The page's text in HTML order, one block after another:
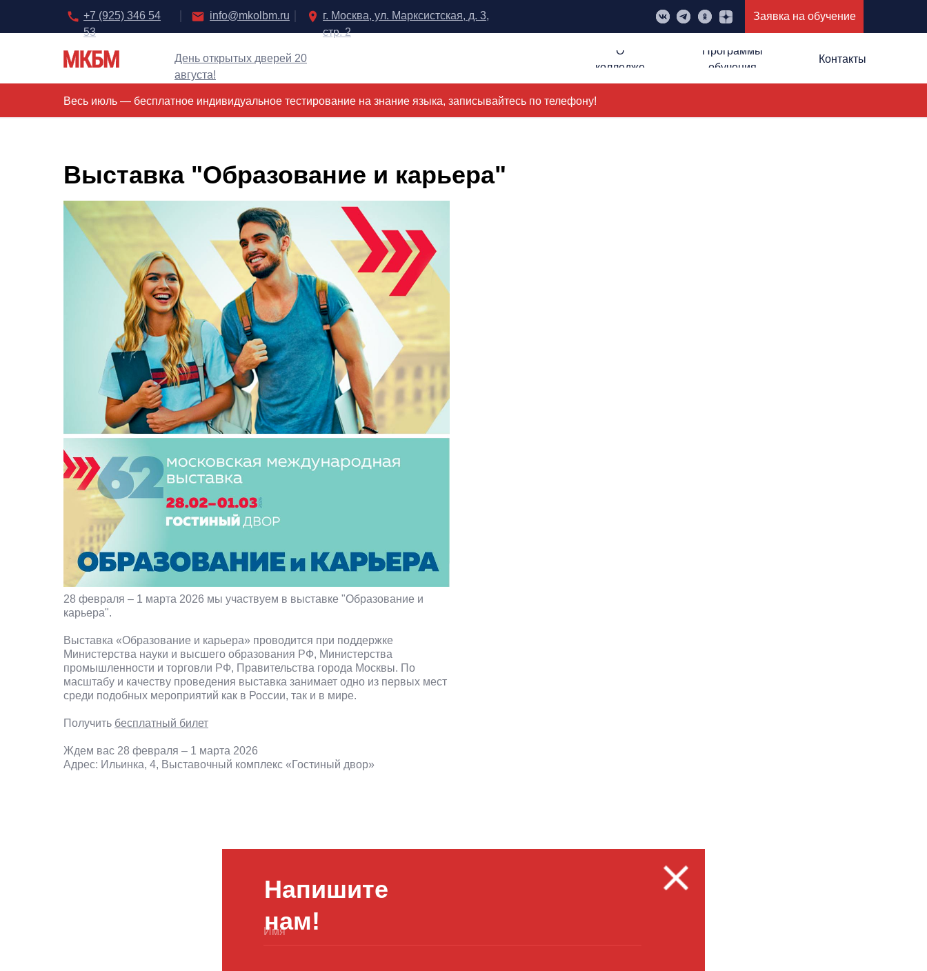
info@mkolbm.ru
+7 (925) 346 54
53
г. Москва, ул. Марксистская, д. 3,
стр. 2
Заявка на обучение
О
колледже
Программы
обучения
Контакты
День открытых дверей 20
августа!
Весь июль — бесплатное индивидуальное тестирование на знание языка, записывайтесь по телефону!
Главная События
Выставка "Образование и карьера"
28 февраля – 1 марта 2026 мы участвуем в выставке "Образование и
карьера".
Выставка «Образование и карьера» проводится при поддержке
Министерства науки и высшего образования РФ, Министерства
промышленности и торговли РФ, Правительства города Москвы. По
масштабу и качеству проведения выставка занимает одно из первых мест
среди подобных мероприятий как в России, так и в мире.
Получить бесплатный билет
Ждем вас 28 февраля – 1 марта 2026
Адрес: Ильинка, 4, Выставочный комплекс «Гостиный двор»
Напишите
нам!